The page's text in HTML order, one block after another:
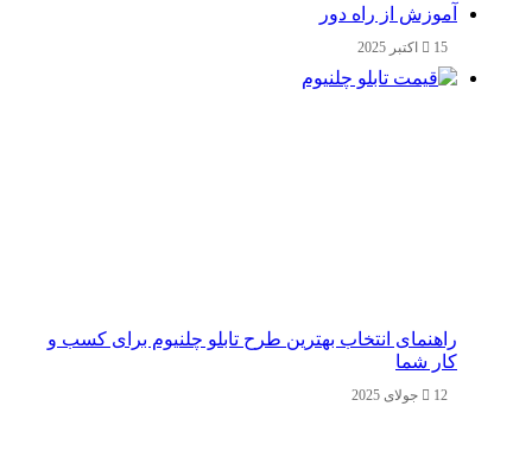
آموزش از راه دور
15 اکتبر 2025
راهنمای انتخاب بهترین طرح تابلو چلنیوم برای کسب و
کار شما
12 جولای 2025